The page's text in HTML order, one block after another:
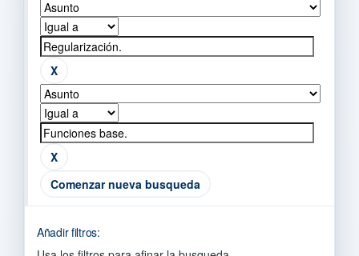
Comenzar nueva busqueda
Añadir filtros: